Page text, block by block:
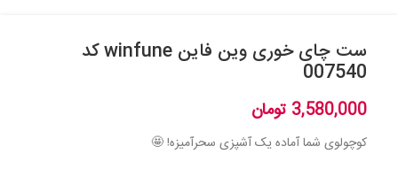
ست چای خوری وین فاین winfune کد
007540
3,580,000 تومان
کوچولوی شما آماده یک آشپزی سحرآمیزه! 🤩